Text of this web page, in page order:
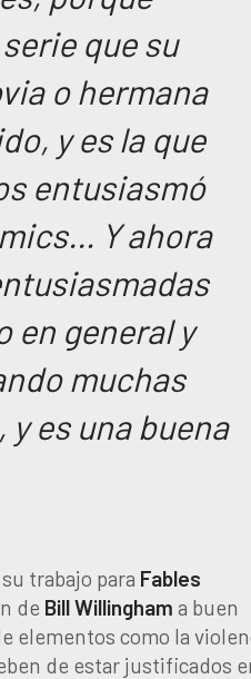
que su
o hermana
y es la que
entusiasmó
Y ahora
en general y
muchas
es una buena
trabajo para Fables
de BillWillingham a buen
elementos como la
de estar justificados